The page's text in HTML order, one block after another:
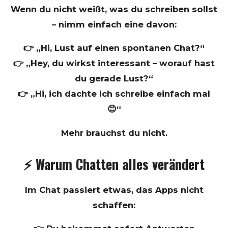
Wenn du nicht weißt, was du schreiben sollst
– nimm einfach eine davon:
👉 „Hi, Lust auf einen spontanen Chat?“
👉 „Hey, du wirkst interessant – worauf hast
du gerade Lust?“
👉 „Hi, ich dachte ich schreibe einfach mal
😊“
Mehr brauchst du nicht.
⚡ Warum Chatten alles verändert
Im Chat passiert etwas, das Apps nicht
schaffen: